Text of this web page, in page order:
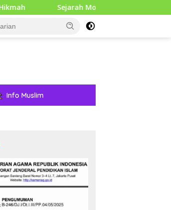
Sejarah Mouse Komputer: Dari Penemuan
Info Muslim